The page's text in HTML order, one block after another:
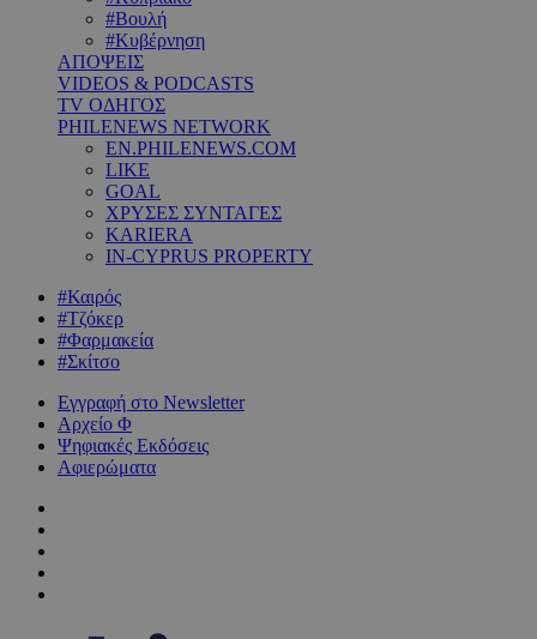
#Βουλή
#Κυβέρνηση
ΑΠΟΨΕΙΣ
VIDEOS & PODCASTS
TV ΟΔΗΓΟΣ
PHILENEWS NETWORK
EN.PHILENEWS.COM
LIKE
GOAL
ΧΡΥΣΕΣ ΣΥΝΤΑΓΕΣ
KARIERA
IN-CYPRUS PROPERTY
#Καιρός
#Τζόκερ
#Φαρμακεία
#Σκίτσο
Εγγραφή στο Newsletter
Αρχείο Φ
Ψηφιακές Εκδόσεις
Αφιερώματα